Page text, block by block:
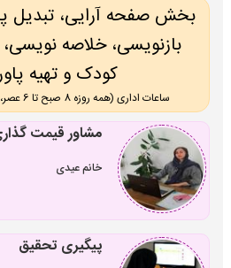
بخش صفحه آرایی، تبدیل
بازنویسی، خلاصه
کودک و تهیه
ساعات اداری (همه روزه 8 صبح تا 6 عصر، پنج شنبه ها تا 3 عصر )
مشاور قیمت
خانم عیدی
پیگیری تحقیق